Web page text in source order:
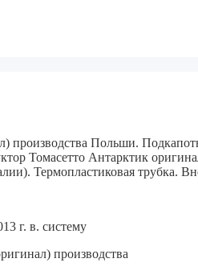
производства Польши.
Томасетто Антарктик
Термопластиковая трубка.
г. в. систему
производства